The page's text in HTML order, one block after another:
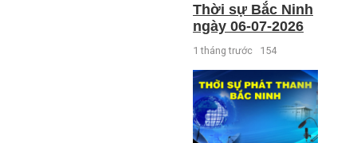
Thời sự Bắc Ninh
ngày 06-07-2026
1 tháng trước 154